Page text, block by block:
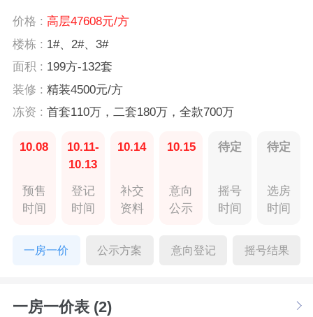
价格 : 高层47608元/方
楼栋 : 1#、2#、3#
面积 : 199方-132套
装修 : 精装4500元/方
冻资 : 首套110万，二套180万，全款700万
10.08
预售
时间
10.11-
10.13
登记
时间
10.14
补交
资料
10.15
意向
公示
待定
摇号
时间
待定
选房
时间
一房一价 公示方案 意向登记 摇号结果
一房一价表 (2)